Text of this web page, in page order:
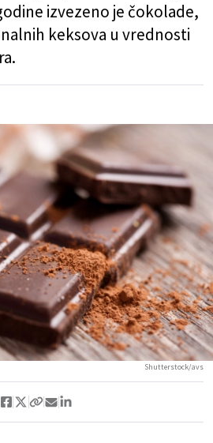
izvezeno je čokolade,
keksova u vrednosti
Shutterstock/avs